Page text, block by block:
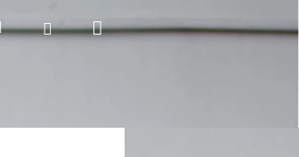
HledatPřihlášeníNákupní